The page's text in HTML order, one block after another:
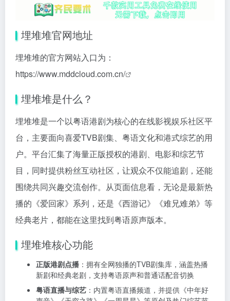
埋堆堆官网地址
埋堆堆的官方网站入口为：
https://www.mddcloud.com.cn/
埋堆堆是什么？
埋堆堆是一个以粤语港剧为核心的在线影视娱乐社区平
台，主要面向喜爱TVB剧集、粤语文化和港式综艺的用
户。平台汇集了海量正版授权的港剧、电影和综艺节
目，同时提供粉丝互动社区，让观众不仅能追剧，还能
围绕共同兴趣交流创作。从页面信息看，无论是最新热
播的《爱回家》系列，还是《西游记》《难兄难弟》等
经典老片，都能在这里找到粤语原声版本。
埋堆堆核心功能
正版港剧点播 ：拥有全网独播的TVB剧集库，涵盖热播
新剧和经典老剧，支持粤语原声和普通话配音切换
粤语直播与综艺 ：内置粤语直播频道，并提供《中年好